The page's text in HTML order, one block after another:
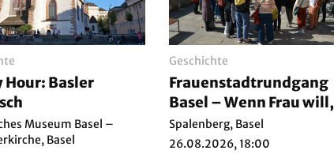
Hour: Basler
Museum Basel –
Basel
Geschichte
Frauenstadtrundgang
Basel – Wenn Frau will,
steht alles still
Spalenberg, Basel
26.08.2026, 18:00